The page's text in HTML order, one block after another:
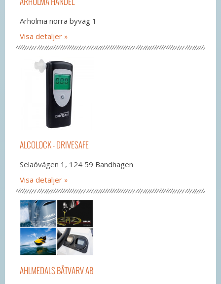
Arholma norra byväg 1
Visa detaljer
ALCOLOCK - DRIVESAFE
Selaövägen 1, 124 59 Bandhagen
Visa detaljer
AHLMEDALS BÅTVARV AB